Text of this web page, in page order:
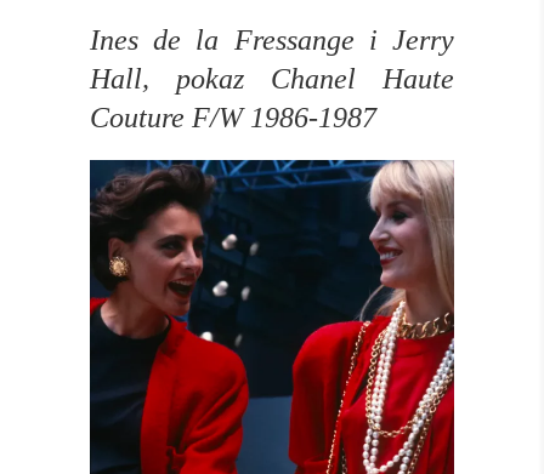
Ines de la Fressange i Jerry
Hall, pokaz Chanel Haute
Couture F/W 1986-1987